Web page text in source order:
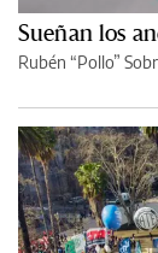
Sueñan los
Rubén “Pollo”